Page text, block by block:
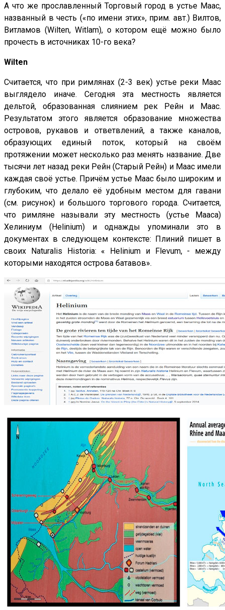
А что же прославленный Торговый город в устье Маас,
названный в честь («по имени этих», прим. авт.) Вилтов,
Витламов (Wilten, Witlam), о котором ещё можно было
прочесть в источниках 10-го века?
Wilten
Считается, что при римлянах (2-3 век) устье реки Маас
выглядело иначе. Сегодня эта местность является
дельтой, образованная слиянием рек Рейн и Маас.
Результатом этого является образование множества
островов, рукавов и ответвлений, а также каналов,
образующих единый поток, который на своём
протяжении может несколько раз менять название. Две
тысячи лет назад реки Рейн (Старый Рейн) и Маас имели
каждая своё устье. Причём устье Маас было широким и
глубоким, что делало её удобным местом для гавани
(см. рисунок) и большого торгового города. Считается,
что римляне называли эту местность (устье Мааса)
Хелиниум (Helinium) и однажды упоминали это в
документах в следующем контексте: Плиний пишет в
своих Naturalis Historia: « Helinium и Flevum, - между
которыми находятся острова батавов».